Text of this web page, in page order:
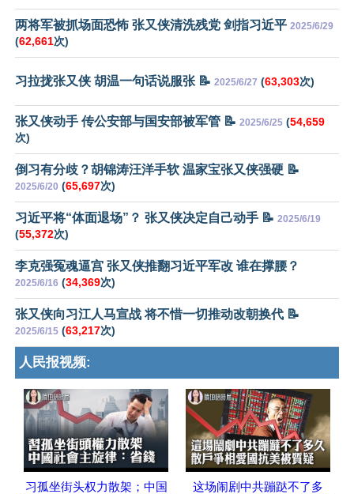
两将军被抓场面恐怖 张又侠清洗残党 剑指习近平 2025/6/29
(62,661次)
习拉拢张又侠 胡温一句话说服张 📝 2025/6/27 (63,303次)
张又侠动手 传公安部与国安部被军管 📝 2025/6/25 (54,659
次)
倒习有分歧？胡锦涛汪洋手软 温家宝张又侠强硬 📝
2025/6/20 (65,697次)
习近平将“体面退场”？ 张又侠决定自己动手 📝 2025/6/19
(55,372次)
李克强冤魂逼宫 张又侠推翻习近平军改 谁在撑腰？
2025/6/16 (34,369次)
张又侠向习江人马宣战 将不惜一切推动改朝换代 📝
2025/6/15 (63,217次)
人民报视频:
习孤坐街头权力散架；中国
这场闹剧中共蹦跶不了多